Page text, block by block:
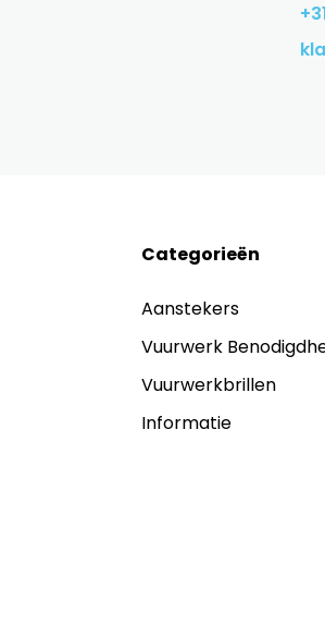
Categorieën
Aanstekers
Vuurwerk
Vuurwerkbrillen
Informatie